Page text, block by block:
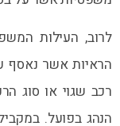
לרוב, העילות
הראיות אשר נאסף
רכב שגוי או סוג
הנהג בפועל.